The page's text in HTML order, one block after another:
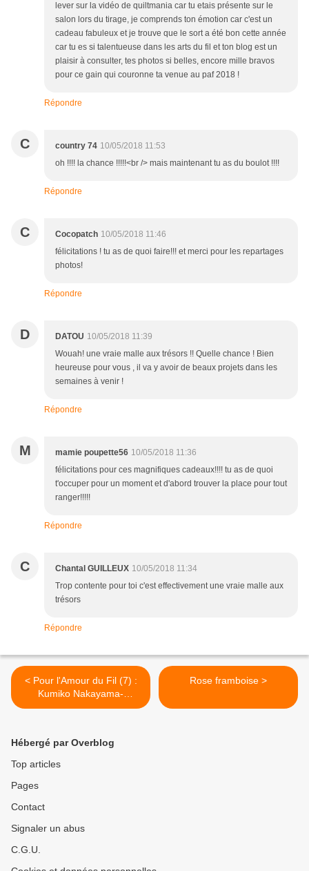
lever sur la vidéo de quiltmania car tu etais présente sur le
salon lors du tirage, je comprends ton émotion car c'est un
cadeau fabuleux et je trouve que le sort a été bon cette année
car tu es si talentueuse dans les arts du fil et ton blog est un
plaisir à consulter, tes photos si belles, encore mille bravos
pour ce gain qui couronne ta venue au paf 2018 !
Répondre
C country 74 10/05/2018 11:53
oh !!!! la chance !!!!!<br /> mais maintenant tu as du boulot !!!!
Répondre
C Cocopatch 10/05/2018 11:46
félicitations ! tu as de quoi faire!!! et merci pour les repartages
photos!
Répondre
D DATOU 10/05/2018 11:39
Wouah! une vraie malle aux trésors !! Quelle chance ! Bien
heureuse pour vous , il va y avoir de beaux projets dans les
semaines à venir !
Répondre
M mamie poupette56 10/05/2018 11:36
félicitations pour ces magnifiques cadeaux!!!! tu as de quoi
t'occuper pour un moment et d'abord trouver la place pour tout
ranger!!!!!
Répondre
C Chantal GUILLEUX 10/05/2018 11:34
Trop contente pour toi c'est effectivement une vraie malle aux
trésors
Répondre
< Pour l'Amour du Fil (7) :
Kumiko Nakayama-
Geraerts
Rose framboise >
Hébergé par Overblog
Top articles
Pages
Contact
Signaler un abus
C.G.U.